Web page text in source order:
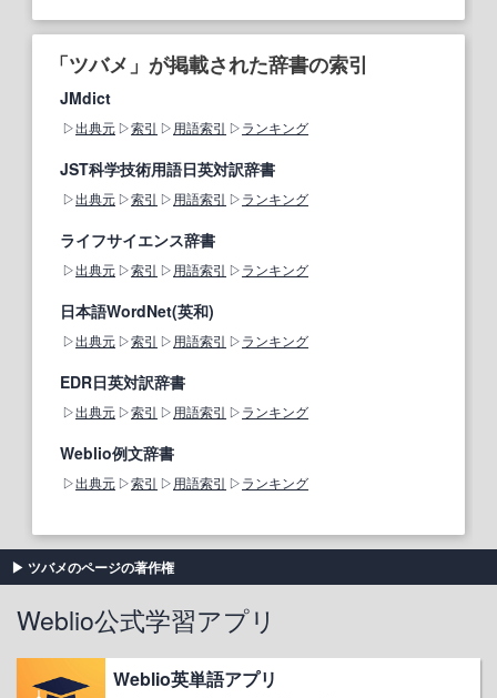
「ツバメ」が掲載された辞書の索引
JMdict
出典元 索引 用語索引 ランキング
JST科学技術用語日英対訳辞書
出典元 索引 用語索引 ランキング
ライフサイエンス辞書
出典元 索引 用語索引 ランキング
日本語WordNet(英和)
出典元 索引 用語索引 ランキング
EDR日英対訳辞書
出典元 索引 用語索引 ランキング
Weblio例文辞書
出典元 索引 用語索引 ランキング
ツバメのページの著作権
Weblio公式学習アプリ
Weblio英単語アプリ